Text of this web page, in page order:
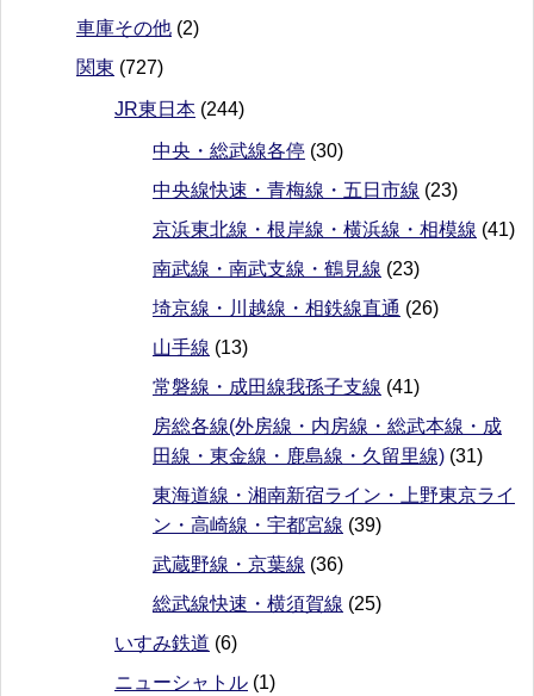
車庫その他 (2)
関東 (727)
JR東日本 (244)
中央・総武線各停 (30)
中央線快速・青梅線・五日市線 (23)
京浜東北線・根岸線・横浜線・相模線 (41)
南武線・南武支線・鶴見線 (23)
埼京線・川越線・相鉄線直通 (26)
山手線 (13)
常磐線・成田線我孫子支線 (41)
房総各線(外房線・内房線・総武本線・成
田線・東金線・鹿島線・久留里線) (31)
東海道線・湘南新宿ライン・上野東京ライ
ン・高崎線・宇都宮線 (39)
武蔵野線・京葉線 (36)
総武線快速・横須賀線 (25)
いすみ鉄道 (6)
ニューシャトル (1)